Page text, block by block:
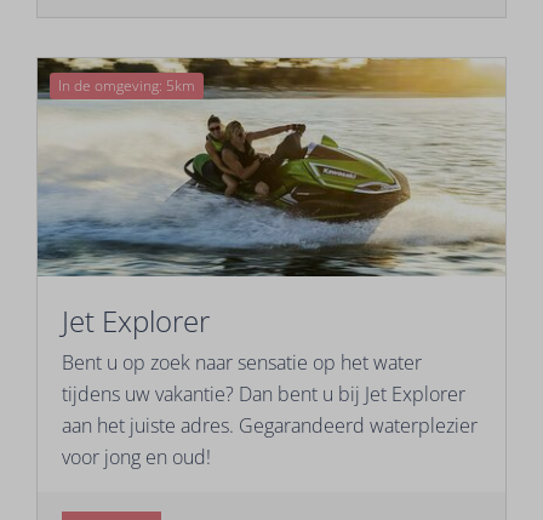
In de omgeving: 5km
Jet Explorer
Bent u op zoek naar sensatie op het water
tijdens uw vakantie? Dan bent u bij Jet Explorer
aan het juiste adres. Gegarandeerd waterplezier
voor jong en oud!